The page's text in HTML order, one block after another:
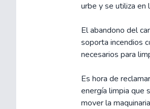
urbe y se utiliza en
El abandono del
soporta incendios
necesarios para
Es hora de
energía limpia que
mover la